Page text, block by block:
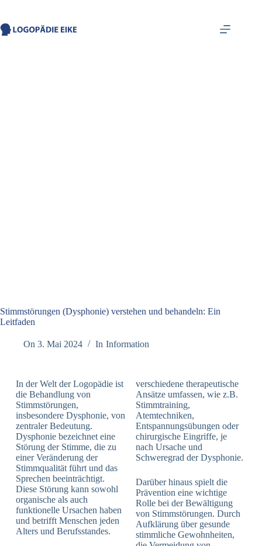
Stimmstörungen (Dysphonie) verstehen und behandeln: Ein
Leitfaden
On 3. Mai 2024 In Information
In der Welt der Logopädie ist
die Behandlung von
Stimmstörungen,
insbesondere Dysphonie, von
zentraler Bedeutung.
Dysphonie bezeichnet eine
Störung der Stimme, die zu
einer Veränderung der
Stimmqualität führt und das
Sprechen beeinträchtigt.
Diese Störung kann sowohl
organische als auch
funktionelle Ursachen haben
und betrifft Menschen jeden
Alters und Berufsstandes.
verschiedene therapeutische
Ansätze umfassen, wie z.B.
Stimmtraining,
Atemtechniken,
Entspannungsübungen oder
chirurgische Eingriffe, je
nach Ursache und
Schweregrad der Dysphonie.
Darüber hinaus spielt die
Prävention eine wichtige
Rolle bei der Bewältigung
von Stimmstörungen. Durch
Aufklärung über gesunde
stimmliche Gewohnheiten,